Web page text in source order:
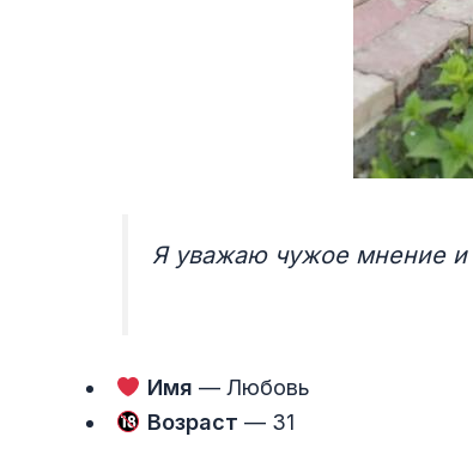
Я уважаю чужое мнение и
Имя — Любовь
Возраст — 31